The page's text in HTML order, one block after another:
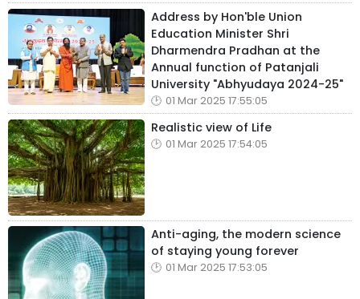
Address by Hon'ble Union
Education Minister Shri
Dharmendra Pradhan at the
Annual function of Patanjali
University "Abhyudaya 2024-25"
01 Mar 2025 17:55:05
Realistic view of Life
01 Mar 2025 17:54:05
Anti-aging, the modern science
of staying young forever
01 Mar 2025 17:53:05